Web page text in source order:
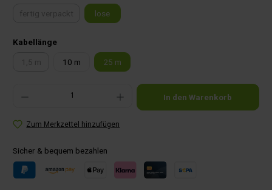
(Diese Option ist zurzeit nicht verfügbar.)
lose
Kabellängeauswählen
(Diese Option ist zurzeit nicht verfügbar.)
10 m 25 m
Produkt Anzahl: Gib den gewünschten Wert ein oder benutze die Schaltflächen um die
In den Warenkorb
Zum Merkzettel hinzufügen
Sicher & bequem bezahlen